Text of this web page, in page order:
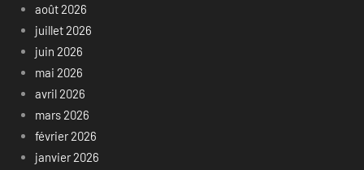
août 2026
juillet 2026
juin 2026
mai 2026
avril 2026
mars 2026
février 2026
janvier 2026